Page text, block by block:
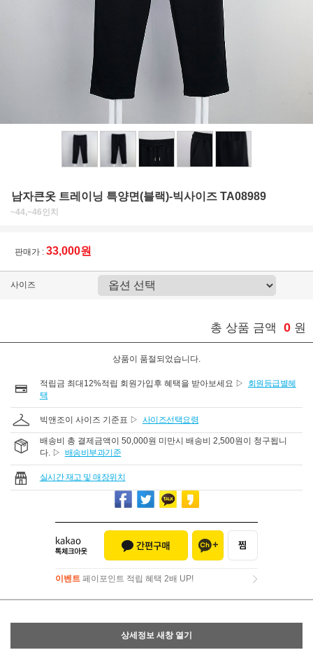
남자큰옷 트레이닝 특양면(블랙)-빅사이즈 TA08989
~44,~46인치
판매가 : 33,000원
사이즈
총 상품 금액 0 원
상품이 품절되었습니다.
적립금 최대12%적립 회원가입후 혜택을 받아보세요 ▷
회원등급별혜
택
빅앤조이 사이즈 기준표 ▷ 사이즈선택요령
배송비 총 결제금액이 50,000원 미만시 배송비 2,500원이 청구됩니
다. ▷ 배송비부과기준
실시간 재고 및 매장위치
이벤트 페이포인트 적립 혜택 2배 UP!
이벤트페이포인트 적립 혜택 2배 UP!
상세정보 새창 열기